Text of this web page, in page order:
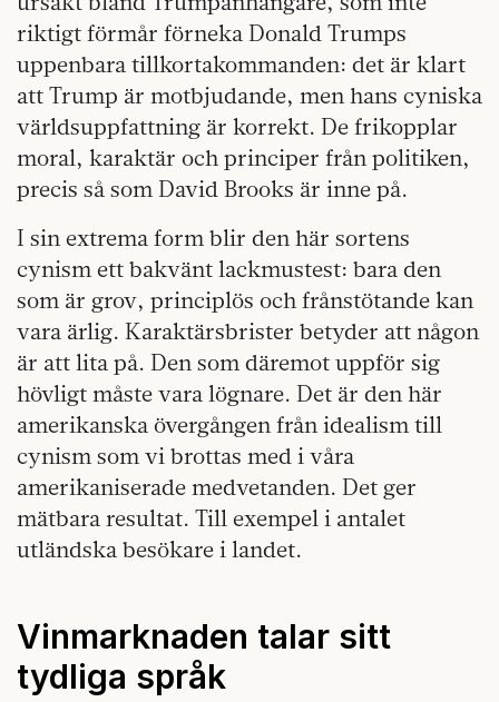
riktigt förmår förneka Donald Trumps
uppenbara tillkortakommanden: det är klart
att Trump är motbjudande, men hans cyniska
världsuppfattning är korrekt. De frikopplar
moral, karaktär och principer från politiken,
precis så som David Brooks är inne på.
I sin extrema form blir den här sortens
cynism ett bakvänt lackmustest: bara den
som är grov, principlös och frånstötande kan
vara ärlig. Karaktärsbrister betyder att någon
är att lita på. Den som däremot uppför sig
hövligt måste vara lögnare. Det är den här
amerikanska övergången från idealism till
cynism som vi brottas med i våra
amerikaniserade medvetanden. Det ger
mätbara resultat. Till exempel i antalet
utländska besökare i landet.
Vinmarknaden talar sitt
tydliga språk